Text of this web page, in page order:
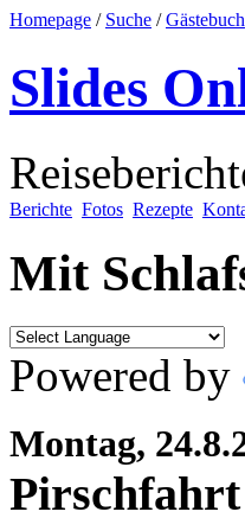
Homepage / Suche /Gästebuch
Slides
Berichte Fotos Rezepte
Mit
Powered by
Montag,